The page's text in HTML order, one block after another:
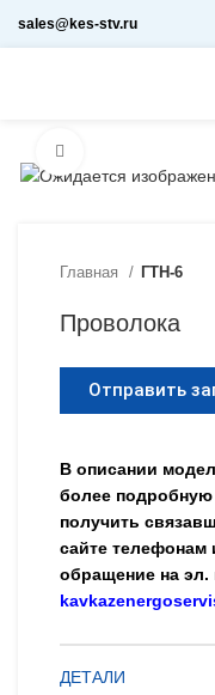
sales@kes-stv.ru
Главная ГТН-6
Проволока
Отправить
В описании
более
получить
сайте телефонам
обращение на эл.
ДЕТАЛИ